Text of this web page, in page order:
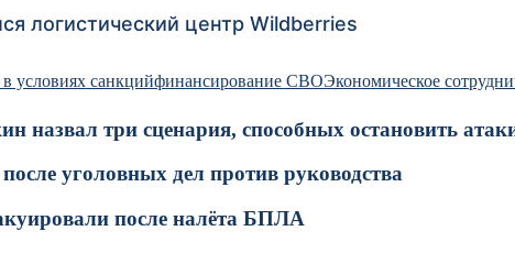
логистический центр Wildberries
в условиях санкцийфинансирование СВОЭкономическое
три сценария, способных остановить
уголовных дел против руководства
после налёта БПЛА